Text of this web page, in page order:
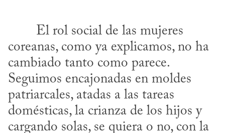
coreanas, como ya explicamos, no ha
cambiado tanto como parece.
Seguimos encajonadas en moldes
patriarcales, atadas a las tareas
domésticas, la crianza de los hijos y
cargando solas, se quiera o no, con la